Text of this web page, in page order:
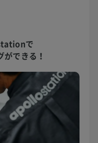
で
できる！